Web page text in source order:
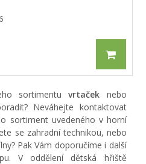
sortimentuvrtaček nebo
Neváhejte kontaktovat
sortiment uvedeného v horní
se zahradní technikou, nebo
Pak Vám doporučíme i další
V oddělení dětská hřiště